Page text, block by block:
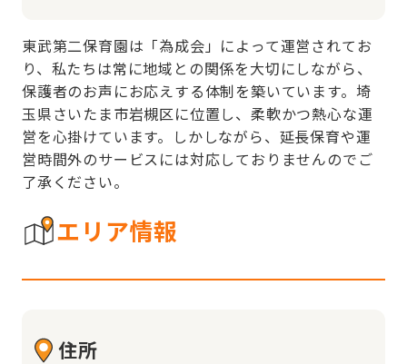
東武第二保育園は「為成会」によって運営されてお
り、私たちは常に地域との関係を大切にしながら、
保護者のお声にお応えする体制を築いています。埼
玉県さいたま市岩槻区に位置し、柔軟かつ熱心な運
営を心掛けています。しかしながら、延長保育や運
営時間外のサービスには対応しておりませんのでご
了承ください。
エリア情報
住所